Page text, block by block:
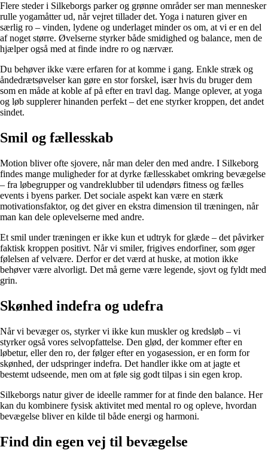
Flere steder i Silkeborgs parker og grønne områder ser man mennesker
rulle yogamåtter ud, når vejret tillader det. Yoga i naturen giver en
særlig ro – vinden, lydene og underlaget minder os om, at vi er en del
af noget større. Øvelserne styrker både smidighed og balance, men de
hjælper også med at finde indre ro og nærvær.
Du behøver ikke være erfaren for at komme i gang. Enkle stræk og
åndedrætsøvelser kan gøre en stor forskel, især hvis du bruger dem
som en måde at koble af på efter en travl dag. Mange oplever, at yoga
og løb supplerer hinanden perfekt – det ene styrker kroppen, det andet
sindet.
Smil og fællesskab
Motion bliver ofte sjovere, når man deler den med andre. I Silkeborg
findes mange muligheder for at dyrke fællesskabet omkring bevægelse
– fra løbegrupper og vandreklubber til udendørs fitness og fælles
events i byens parker. Det sociale aspekt kan være en stærk
motivationsfaktor, og det giver en ekstra dimension til træningen, når
man kan dele oplevelserne med andre.
Et smil under træningen er ikke kun et udtryk for glæde – det påvirker
faktisk kroppen positivt. Når vi smiler, frigives endorfiner, som øger
følelsen af velvære. Derfor er det værd at huske, at motion ikke
behøver være alvorligt. Det må gerne være legende, sjovt og fyldt med
grin.
Skønhed indefra og udefra
Når vi bevæger os, styrker vi ikke kun muskler og kredsløb – vi
styrker også vores selvopfattelse. Den glød, der kommer efter en
løbetur, eller den ro, der følger efter en yogasession, er en form for
skønhed, der udspringer indefra. Det handler ikke om at jagte et
bestemt udseende, men om at føle sig godt tilpas i sin egen krop.
Silkeborgs natur giver de ideelle rammer for at finde den balance. Her
kan du kombinere fysisk aktivitet med mental ro og opleve, hvordan
bevægelse bliver en kilde til både energi og harmoni.
Find din egen vej til bevægelse